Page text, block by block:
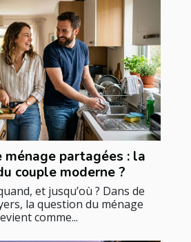
ménage partagées : la
couple moderne ?
et jusqu’où ? Dans de
la question du ménage
comme...